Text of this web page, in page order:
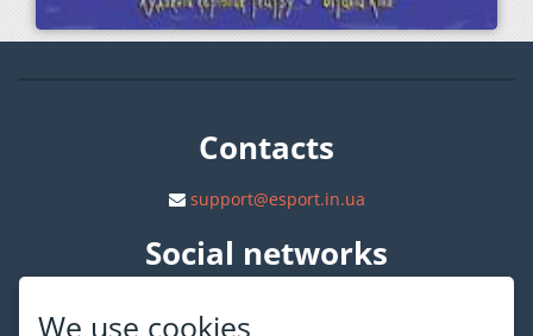
We use cookies
Contacts
support@esport.in.ua
Social networks